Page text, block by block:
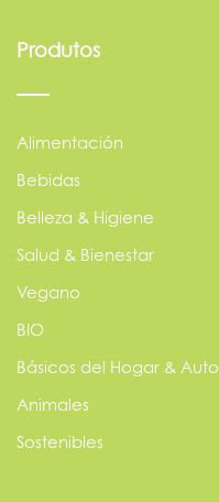
Produtos
Alimentación
Bebidas
Belleza & Higiene
Salud & Bienestar
Vegano
BIO
Básicos del Hogar & Auto
Animales
Sostenibles